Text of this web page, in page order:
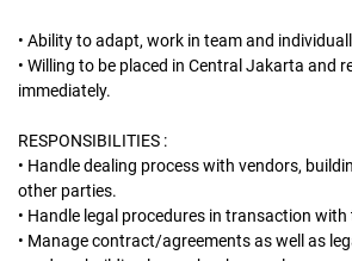
• Ability to adapt, work in team and
• Willing to be placed in Central Jakarta and
immediately.
RESPONSIBILITIES :
• Handle dealing process with vendors,
other parties.
• Handle legal procedures in transaction
• Manage contract/agreements as well as